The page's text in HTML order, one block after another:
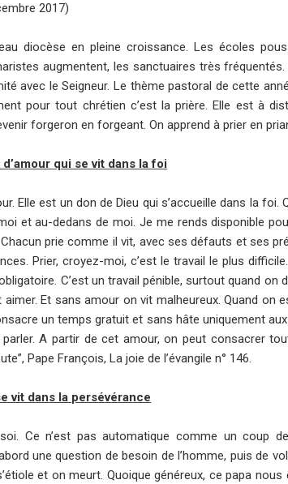
2017)
diocèse en pleine croissance. Les écoles
augmentent, les sanctuaires très
avec le Seigneur. Le thème pastoral de cette
pour tout chrétien c’est la prière. Elle est à
forgeron en forgeant. On apprend à prier en
qui se vit dans la foi
Elle est un don de Dieu qui s’accueille dans la
et au-dedans de moi. Je me rends disponible
Chacun prie comme il vit, avec ses défauts et ses
Prier, croyez-moi, c’est le travail le plus difficile.
C’est un travail pénible, surtout quand on
Et sans amour on vit malheureux. Quand on
un temps gratuit et sans hâte uniquement
parler. A partir de cet amour, on peut consacrer
Pape François, La joie de l’évangile n° 146.
vit dans la persévérance
Ce n’est pas automatique comme un coup
une question de besoin de l’homme, puis de
et on meurt. Quoique généreux, ce papa